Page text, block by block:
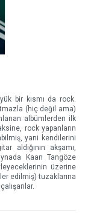
bir kısmı da rock.
(hiç değil ama)
albümlerden ilk
rock yapanların
yani kendilerini
aldığının akşamı,
Kaan Tangöze
üzerine
edilmiş) tuzaklarına